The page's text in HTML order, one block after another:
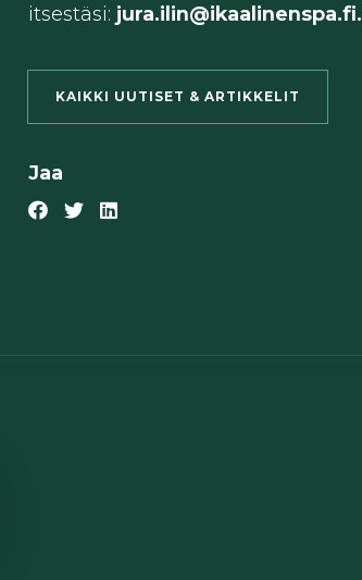
itsestäsi: jura.ilin@ikaalinenspa.fi.
KAIKKI UUTISET & ARTIKKELIT
Jaa